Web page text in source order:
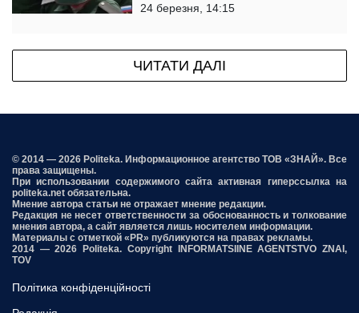
24 березня, 14:15
ЧИТАТИ ДАЛІ
© 2014 — 2026 Politeka. Информационное агентство ТОВ «ЗНАЙ». Все
права защищены.
При использовании содержимого сайта активная гиперссылка на
politeka.net обязательна.
Мнение автора статьи не отражает мнение редакции.
Редакция не несет ответственности за обоснованность и толкование
мнения автора, а сайт является лишь носителем информации.
Материалы с отметкой «PR» публикуются на правах рекламы.
2014 — 2026 Politeka. Copyright INFORMATSIINE AGENTSTVO ZNAI,
TOV
Політика конфіденційності